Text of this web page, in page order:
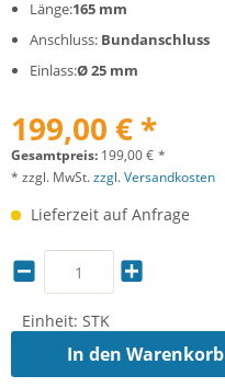
Länge:165 mm
Anschluss: Bundanschluss
Einlass:Ø 25 mm
199,00 € *
Gesamtpreis: 199,00€ *
* zzgl. MwSt.zzgl. Versandkosten
Lieferzeit auf Anfrage
Einheit: STK
In den Warenkorb